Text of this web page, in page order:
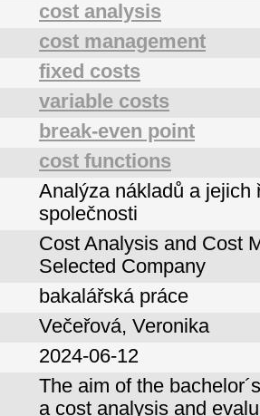
cost analysis
cost management
fixed costs
variable costs
break-even point
cost functions
Analýza nákladů a jejich
společnosti
Cost Analysis and Cost
Selected Company
bakalářská práce
Večeřová, Veronika
2024-06-12
The aim of the
a cost analysis and